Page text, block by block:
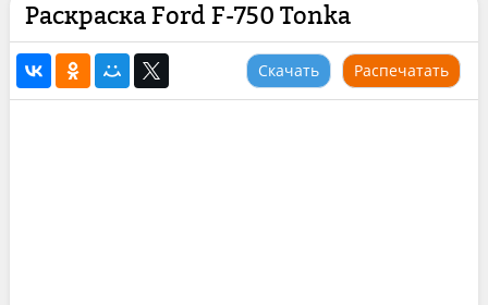
Раскраска Ford F-750 Tonka
Скачать Распечатать